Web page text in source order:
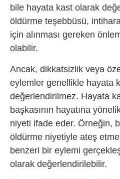
bile hayata kast olarak
öldürme teşebbüsü,
için alınması gereken
olabilir.
Ancak, dikkatsizlik veya
eylemler genellikle hayata
değerlendirilmez. Hayata
başkasının hayatına
niyeti ifade eder. Örneğin,
öldürme niyetiyle ateş
benzeri bir eylemi
olarak değerlendirilebilir.